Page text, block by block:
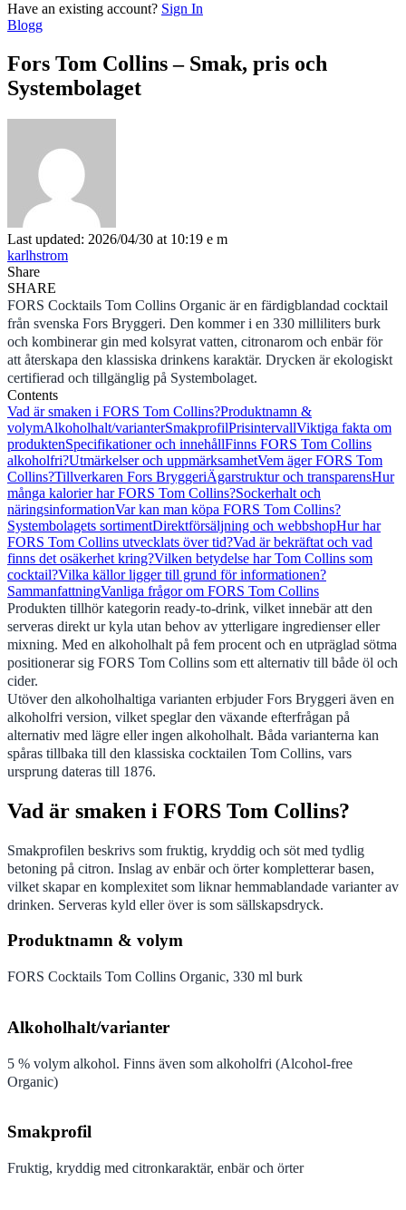
Have an existing account? Sign In
Blogg
Fors Tom Collins – Smak, pris och
Systembolaget
Last updated: 2026/04/30 at 10:19 e m
karlhstrom
Share
SHARE
FORS Cocktails Tom Collins Organic är en färdigblandad cocktail
från svenska Fors Bryggeri. Den kommer i en 330 milliliters burk
och kombinerar gin med kolsyrat vatten, citronarom och enbär för
att återskapa den klassiska drinkens karaktär. Drycken är ekologiskt
certifierad och tillgänglig på Systembolaget.
Contents
Vad är smaken i FORS Tom Collins?Produktnamn &
volymAlkoholhalt/varianterSmakprofilPrisintervallViktiga fakta om
produktenSpecifikationer och innehållFinns FORS Tom Collins
alkoholfri?Utmärkelser och uppmärksamhetVem äger FORS Tom
Collins?Tillverkaren Fors BryggeriÄgarstruktur och transparensHur
många kalorier har FORS Tom Collins?Sockerhalt och
näringsinformationVar kan man köpa FORS Tom Collins?
Systembolagets sortimentDirektförsäljning och webbshopHur har
FORS Tom Collins utvecklats över tid?Vad är bekräftat och vad
finns det osäkerhet kring?Vilken betydelse har Tom Collins som
cocktail?Vilka källor ligger till grund för informationen?
SammanfattningVanliga frågor om FORS Tom Collins
Produkten tillhör kategorin ready-to-drink, vilket innebär att den
serveras direkt ur kyla utan behov av ytterligare ingredienser eller
mixning. Med en alkoholhalt på fem procent och en utpräglad sötma
positionerar sig FORS Tom Collins som ett alternativ till både öl och
cider.
Utöver den alkoholhaltiga varianten erbjuder Fors Bryggeri även en
alkoholfri version, vilket speglar den växande efterfrågan på
alternativ med lägre eller ingen alkoholhalt. Båda varianterna kan
spåras tillbaka till den klassiska cocktailen Tom Collins, vars
ursprung dateras till 1876.
Vad är smaken i FORS Tom Collins?
Smakprofilen beskrivs som fruktig, kryddig och söt med tydlig
betoning på citron. Inslag av enbär och örter kompletterar basen,
vilket skapar en komplexitet som liknar hemmablandade varianter av
drinken. Serveras kyld eller över is som sällskapsdryck.
Produktnamn & volym
FORS Cocktails Tom Collins Organic, 330 ml burk
Alkoholhalt/varianter
5 % volym alkohol. Finns även som alkoholfri (Alcohol-free
Organic)
Smakprofil
Fruktig, kryddig med citronkaraktär, enbär och örter